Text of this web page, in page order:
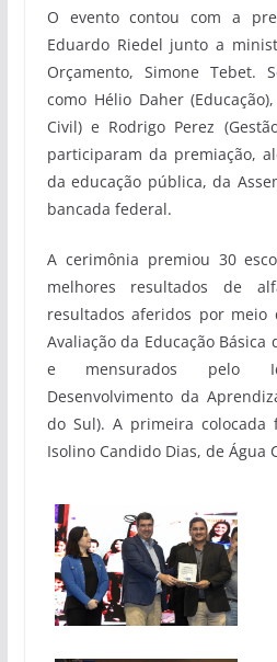
O evento contou com a
Eduardo Riedel junto a
Orçamento, Simone Tebet.
como Hélio Daher
Civil) e Rodrigo Perez
participaram da premiação,
da educação pública, da
bancada federal.
A cerimônia premiou 30
melhores resultados de
resultados aferidos por meio
Avaliação da Educação Básica
e mensurados pelo
Desenvolvimento da
do Sul). A primeira colocada
Isolino Candido Dias, de Água